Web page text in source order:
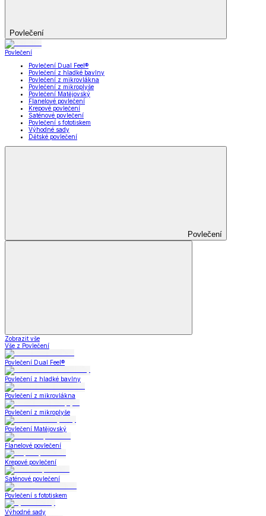
Povlečení
Povlečení
Povlečení Dual Feel®
Povlečení z hladké bavlny
Povlečení z mikrovlákna
Povlečení z mikroplyše
Povlečení Matějovský
Flanelové povlečení
Krepové povlečení
Saténové povlečení
Povlečení s fototiskem
Výhodné sady
Dětské povlečení
Povlečení
Zobrazit vše
Vše z Povlečení
Povlečení Dual Feel®
Povlečení z hladké bavlny
Povlečení z mikrovlákna
Povlečení z mikroplyše
Povlečení Matějovský
Flanelové povlečení
Krepové povlečení
Saténové povlečení
Povlečení s fototiskem
Výhodné sady